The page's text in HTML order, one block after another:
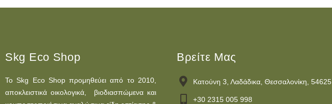
Skg Eco Shop
Το Skg Eco Shop προμηθεύει από το 2010,
αποκλειστικά οικολογικά, βιοδιασπώμενα και
Βρείτε Μας
Κατούνη 3, Λαδάδικα, Θεσσαλονίκη, 54625
+30 2315 005 998